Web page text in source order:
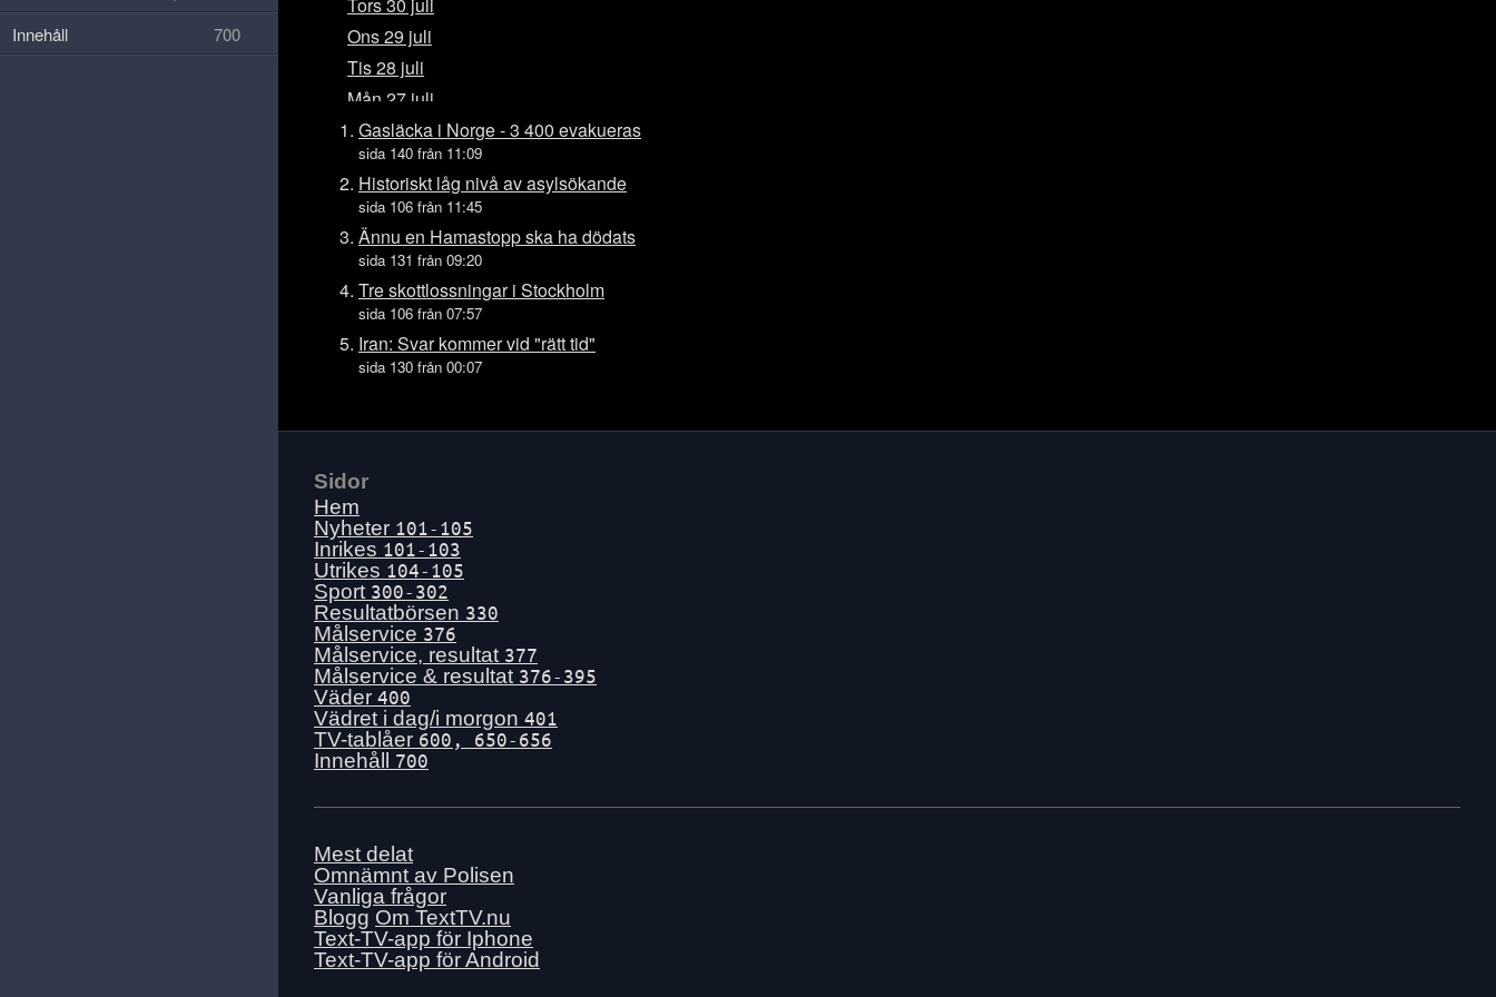
Tors 30 juli
Ons 29 juli
Tis 28 juli
Mån 27 juli
Sön 26 juli
Lör 25 juli
Fre 24 juli
Tors 23 juli
Ons 22 juli
Tis 21 juli
Mån 20 juli
Sön 19 juli
Lör 18 juli
Ons 15 juli
Tis 14 juli
Mån 13 juli
Sön 12 juli
Lör 11 juli
Fre 10 juli
Tors 9 juli
Ons 8 juli
Tis 7 juli
Mån 6 juli
Lör 4 juli
Fre 3 juli
Tors 2 juli
Ons 1 juli
Tis 30 juni
Mån 29 juni
Gasläcka i Norge - 3 400 evakueras
sida 140 från 11:09
Historiskt låg nivå av asylsökande
sida 106 från 11:45
Ännu en Hamastopp ska ha dödats
sida 131 från 09:20
Tre skottlossningar i Stockholm
sida 106 från 07:57
Iran: Svar kommer vid "rätt tid"
sida 130 från 00:07
Sidor
Hem
Nyheter 101-105
Inrikes 101-103
Utrikes 104-105
Sport 300-302
Resultatbörsen 330
Målservice 376
Målservice, resultat 377
Målservice & resultat 376-395
Väder 400
Vädret i dag/i morgon 401
TV-tablåer 600, 650-656
Innehåll 700
Mest delat
Omnämnt av Polisen
Vanliga frågor
Blogg Om TextTV.nu
Text-TV-app för Iphone
Text-TV-app för Android
Innehåll
700